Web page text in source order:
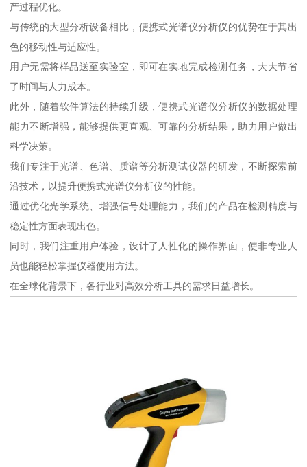
产过程优化。
与传统的大型分析设备相比，便携式光谱仪分析仪的优势在于其出
色的移动性与适应性。
用户无需将样品送至实验室，即可在实地完成检测任务，大大节省
了时间与人力成本。
此外，随着软件算法的持续升级，便携式光谱仪分析仪的数据处理
能力不断增强，能够提供更直观、可靠的分析结果，助力用户做出
科学决策。
我们专注于光谱、色谱、质谱等分析测试仪器的研发，不断探索前
沿技术，以提升便携式光谱仪分析仪的性能。
通过优化光学系统、增强信号处理能力，我们的产品在检测精度与
稳定性方面表现出色。
同时，我们注重用户体验，设计了人性化的操作界面，使非专业人
员也能轻松掌握仪器使用方法。
在全球化背景下，各行业对高效分析工具的需求日益增长。